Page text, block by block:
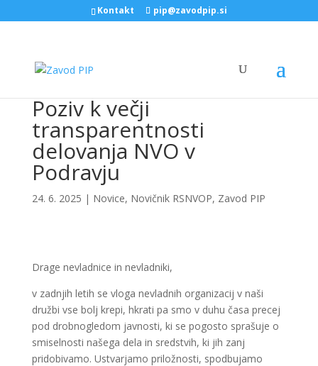
Kontakt pip@zavodpip.si
Poziv k večji
transparentnosti
delovanja NVO v
Podravju
24. 6. 2025 | Novice, Novičnik RSNVOP, Zavod PIP
Drage nevladnice in nevladniki,
v zadnjih letih se vloga nevladnih organizacij v naši
družbi vse bolj krepi, hkrati pa smo v duhu časa precej
pod drobnogledom javnosti, ki se pogosto sprašuje o
smiselnosti našega dela in sredstvih, ki jih zanj
pridobivamo. Ustvarjamo priložnosti, spodbujamo